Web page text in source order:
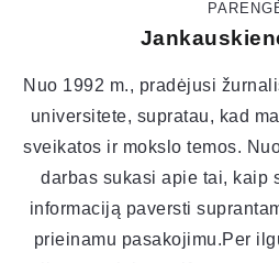
Nuo 1992 m., pradėjusi
universitete, supratau, kad
sveikatos ir mokslo temos.
darbas sukasi apie tai, kaip
informaciją paversti
prieinamu pasakojimu.Per